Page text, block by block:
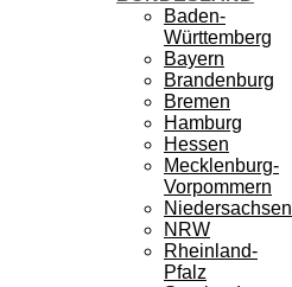
Baden-
Württemberg
Bayern
Brandenburg
Bremen
Hamburg
Hessen
Mecklenburg-
Vorpommern
Niedersachsen
NRW
Rheinland-
Pfalz